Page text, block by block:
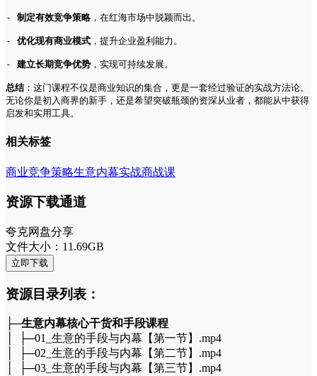
- 制定有效竞争策略 ，在红海市场中脱颖而出。
- 优化现有商业模式 ，提升企业盈利能力。
- 建立长期竞争优势 ，实现可持续发展。
总结：这门课程不仅是商业知识的集合，更是一套经过验证的实战方法论。
无论你是初入商界的新手，还是希望突破瓶颈的资深从业者，都能从中获得
启发和实用工具。
相关标签
商业竞争策略生意内幕实战商战课
资源下载通道
夸克网盘分享
文件大小：11.69GB
立即下载
资源目录列表：
├─生意内幕核心干货和手段课程
│ ├─01_生意的手段与内幕【第一节】.mp4
│ ├─02_生意的手段与内幕【第二节】.mp4
│ ├─03_生意的手段与内幕【第三节】.mp4